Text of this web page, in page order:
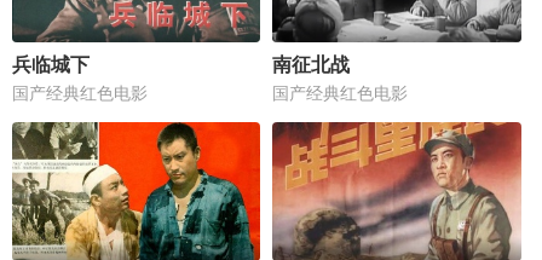
兵临城下
国产经典红色电影
南征北战
国产经典红色电影